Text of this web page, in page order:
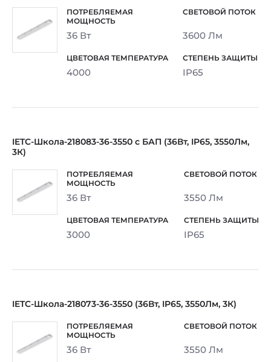
36 Вт 3600 Лм
4000 IP65
IETC-Школа-218083-36-3550 с БАП (36Вт, IP65, 3550Лм,
3К)
36 Вт 3550 Лм
3000 IP65
IETC-Школа-218073-36-3550 (36Вт, IP65, 3550Лм, 3К)
36 Вт 3550 Лм